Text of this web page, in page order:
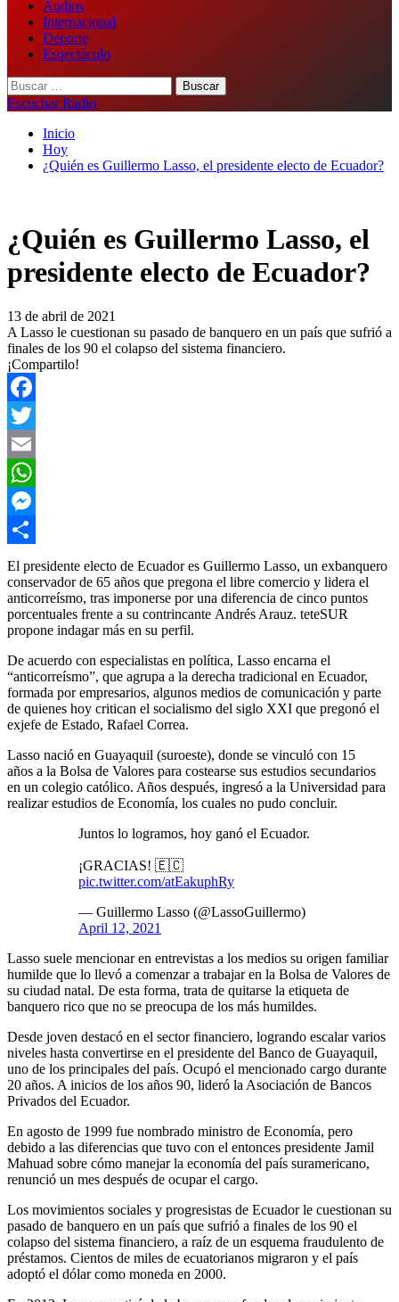
Audios
Internacional
Deporte
Espectáculo
Buscar:
Escuchar Radio
Inicio
Hoy
¿Quién es Guillermo Lasso, el presidente electo de Ecuador?
¿Quién es Guillermo Lasso, el
presidente electo de Ecuador?
13 de abril de 2021
A Lasso le cuestionan su pasado de banquero en un país que sufrió a
finales de los 90 el colapso del sistema financiero.
¡Compartilo!
Facebook
Twitter
Email
WhatsApp
Messenger
Compartir
El presidente electo de Ecuador es Guillermo Lasso, un exbanquero
conservador de 65 años que pregona el libre comercio y lidera el
anticorreísmo, tras imponerse por una diferencia de cinco puntos
porcentuales frente a su contrincante Andrés Arauz. teteSUR
propone indagar más en su perfil.
De acuerdo con especialistas en política, Lasso encarna el
“anticorreísmo”, que agrupa a la derecha tradicional en Ecuador,
formada por empresarios, algunos medios de comunicación y parte
de quienes hoy critican el socialismo del siglo XXI que pregonó el
exjefe de Estado, Rafael Correa.
Lasso nació en Guayaquil (suroeste), donde se vinculó con 15
años a la Bolsa de Valores para costearse sus estudios secundarios
en un colegio católico. Años después, ingresó a la Universidad para
realizar estudios de Economía, los cuales no pudo concluir.
Juntos lo logramos, hoy ganó el Ecuador.
¡GRACIAS! 🇪🇨
pic.twitter.com/atEakuphRy
— Guillermo Lasso (@LassoGuillermo)
April 12, 2021
Lasso suele mencionar en entrevistas a los medios su origen familiar
humilde que lo llevó a comenzar a trabajar en la Bolsa de Valores de
su ciudad natal. De esta forma, trata de quitarse la etiqueta de
banquero rico que no se preocupa de los más humildes.
Desde joven destacó en el sector financiero, logrando escalar varios
niveles hasta convertirse en el presidente del Banco de Guayaquil,
uno de los principales del país. Ocupó el mencionado cargo durante
20 años. A inicios de los años 90, lideró la Asociación de Bancos
Privados del Ecuador.
En agosto de 1999 fue nombrado ministro de Economía, pero
debido a las diferencias que tuvo con el entonces presidente Jamil
Mahuad sobre cómo manejar la economía del país suramericano,
renunció un mes después de ocupar el cargo.
Los movimientos sociales y progresistas de Ecuador le cuestionan su
pasado de banquero en un país que sufrió a finales de los 90 el
colapso del sistema financiero, a raíz de un esquema fraudulento de
préstamos. Cientos de miles de ecuatorianos migraron y el país
adoptó el dólar como moneda en 2000.